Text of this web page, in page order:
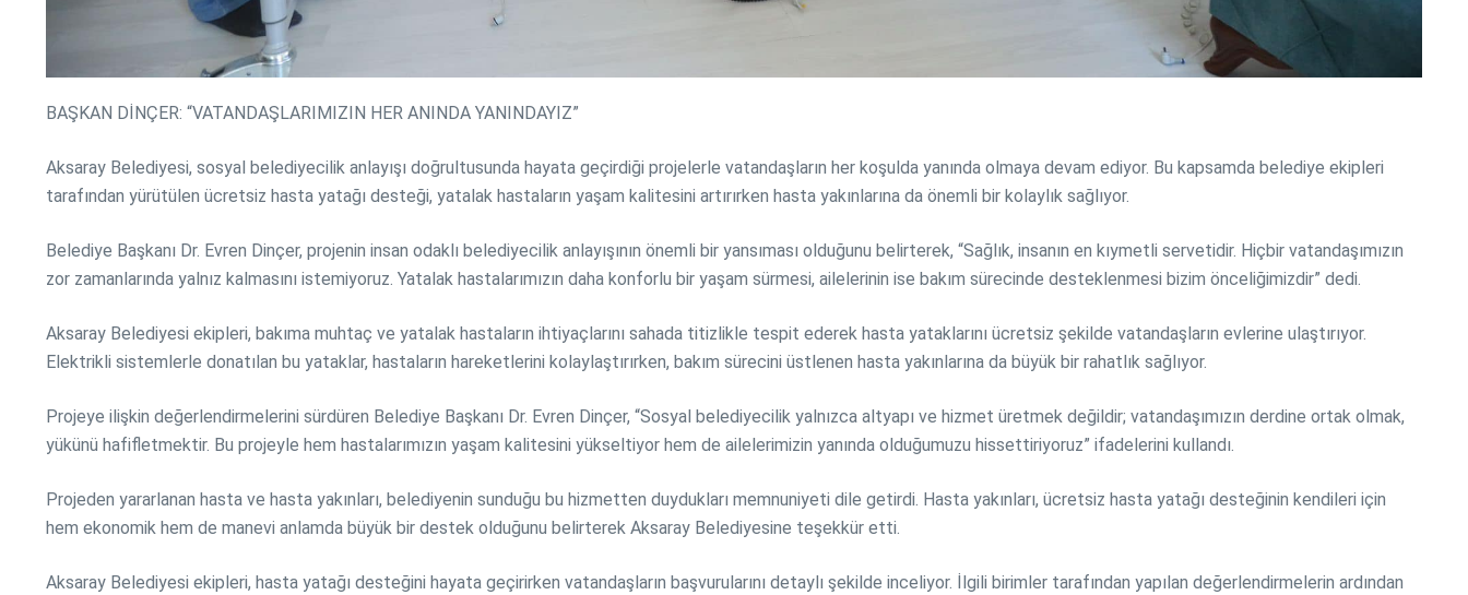
BAŞKAN DİNÇER: “VATANDAŞLARIMIZIN HER ANINDA YANINDAYIZ”
Aksaray Belediyesi, sosyal belediyecilik anlayışı doğrultusunda hayata geçirdiği projelerle vatandaşların her koşulda yanında olmaya devam ediyor. Bu kapsamda belediye ekipleri
tarafından yürütülen ücretsiz hasta yatağı desteği, yatalak hastaların yaşam kalitesini artırırken hasta yakınlarına da önemli bir kolaylık sağlıyor.
Belediye Başkanı Dr. Evren Dinçer, projenin insan odaklı belediyecilik anlayışının önemli bir yansıması olduğunu belirterek, “Sağlık, insanın en kıymetli servetidir. Hiçbir vatandaşımızın
zor zamanlarında yalnız kalmasını istemiyoruz. Yatalak hastalarımızın daha konforlu bir yaşam sürmesi, ailelerinin ise bakım sürecinde desteklenmesi bizim önceliğimizdir” dedi.
Aksaray Belediyesi ekipleri, bakıma muhtaç ve yatalak hastaların ihtiyaçlarını sahada titizlikle tespit ederek hasta yataklarını ücretsiz şekilde vatandaşların evlerine ulaştırıyor.
Elektrikli sistemlerle donatılan bu yataklar, hastaların hareketlerini kolaylaştırırken, bakım sürecini üstlenen hasta yakınlarına da büyük bir rahatlık sağlıyor.
Projeye ilişkin değerlendirmelerini sürdüren Belediye Başkanı Dr. Evren Dinçer, “Sosyal belediyecilik yalnızca altyapı ve hizmet üretmek değildir; vatandaşımızın derdine ortak olmak,
yükünü hafifletmektir. Bu projeyle hem hastalarımızın yaşam kalitesini yükseltiyor hem de ailelerimizin yanında olduğumuzu hissettiriyoruz” ifadelerini kullandı.
Projeden yararlanan hasta ve hasta yakınları, belediyenin sunduğu bu hizmetten duydukları memnuniyeti dile getirdi. Hasta yakınları, ücretsiz hasta yatağı desteğinin kendileri için
hem ekonomik hem de manevi anlamda büyük bir destek olduğunu belirterek Aksaray Belediyesine teşekkür etti.
Aksaray Belediyesi ekipleri, hasta yatağı desteğini hayata geçirirken vatandaşların başvurularını detaylı şekilde inceliyor. İlgili birimler tarafından yapılan değerlendirmelerin ardından